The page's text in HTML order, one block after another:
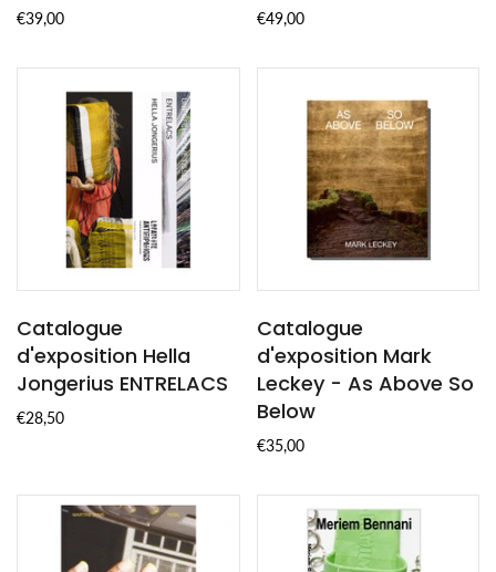
€39,00 €49,00
Catalogue
d'exposition Hella
Jongerius ENTRELACS
€28,50
Catalogue
d'exposition Mark
Leckey - As Above So
Below
€35,00